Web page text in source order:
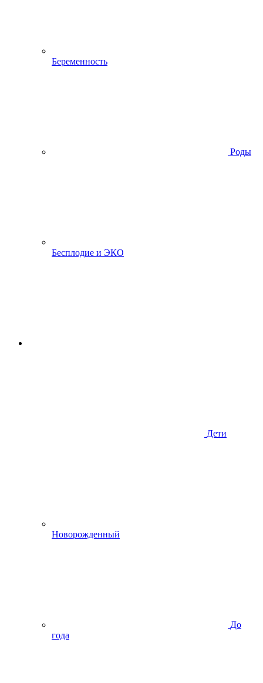
Беременность
Роды
Бесплодие и ЭКО
Дети
Новорожденный
До
года